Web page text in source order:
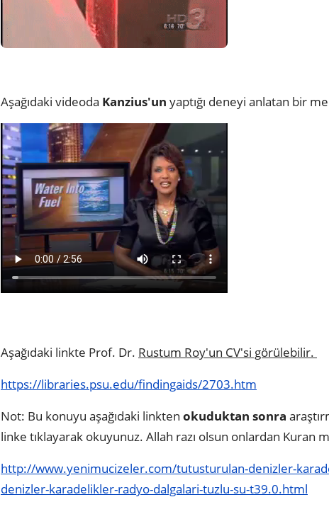
Aşağıdaki videoda Kanzius'un yaptığı deneyi anlatan bir
Aşağıdaki linkte Prof. Dr. Rustum Roy'un CV'si görülebilir.
https://libraries.psu.edu/findingaids/2703.htm
Not: Bu konuyu aşağıdaki linkten okuduktan sonra
linke tıklayarak okuyunuz. Allah razı olsun onlardan Kuran
http://www.yenimucizeler.com/tutusturulan-denizler-
denizler-karadelikler-radyo-dalgalari-tuzlu-su-t39.0.html